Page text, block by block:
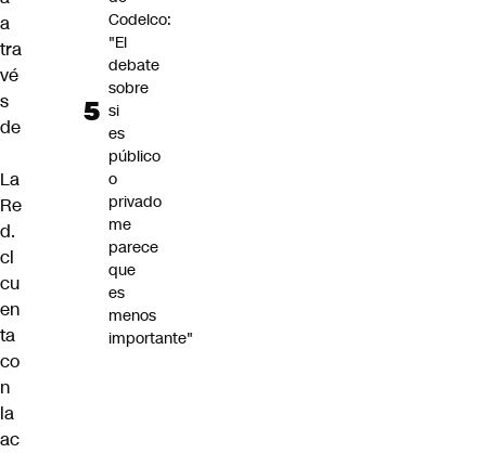
a
tra
vé
s
de
La
Re
d.
cl
cu
en
ta
co
n
la
ac
Codelco:
"El
debate
sobre
si
es
público
o
privado
me
parece
que
es
menos
importante"